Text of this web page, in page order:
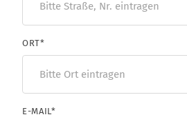
ORT*
E-MAIL *